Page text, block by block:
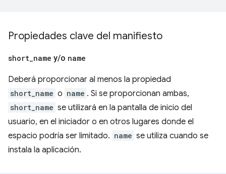
Propiedades clave del manifiesto
short_name y/o name
Deberá proporcionar al menos la propiedad
short_name o name . Si se proporcionan ambas,
short_name se utilizará en la pantalla de inicio del
usuario, en el iniciador o en otros lugares donde el
espacio podría ser limitado. name se utiliza cuando se
instala la aplicación.